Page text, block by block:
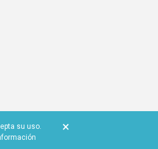
su uso.
×